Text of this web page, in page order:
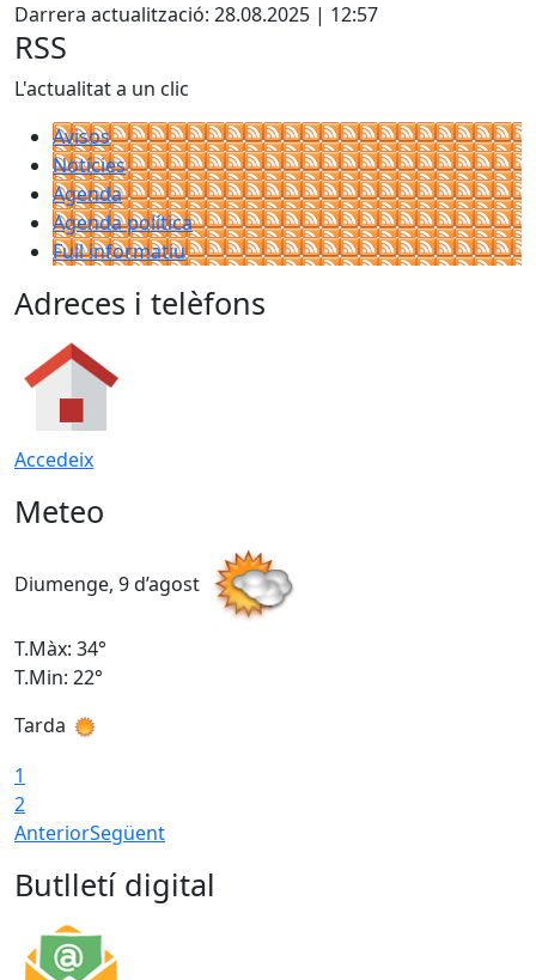
Darrera actualització: 28.08.2025 | 12:57
RSS
L'actualitat a un clic
Avisos
Notícies
Agenda
Agenda política
Full informatiu
Adreces i telèfons
Accedeix
Meteo
Diumenge, 9 d’agost
T.Màx: 34°
T.Min: 22°
Tarda
1
2
AnteriorSegüent
Butlletí digital